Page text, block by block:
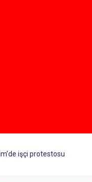
işçi protestosu